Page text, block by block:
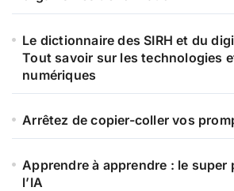
Le dictionnaire des SIRH et du
Tout savoir sur les technologies
numériques
Arrêtez de copier-coller vos
Apprendre à apprendre : le super
l’IA